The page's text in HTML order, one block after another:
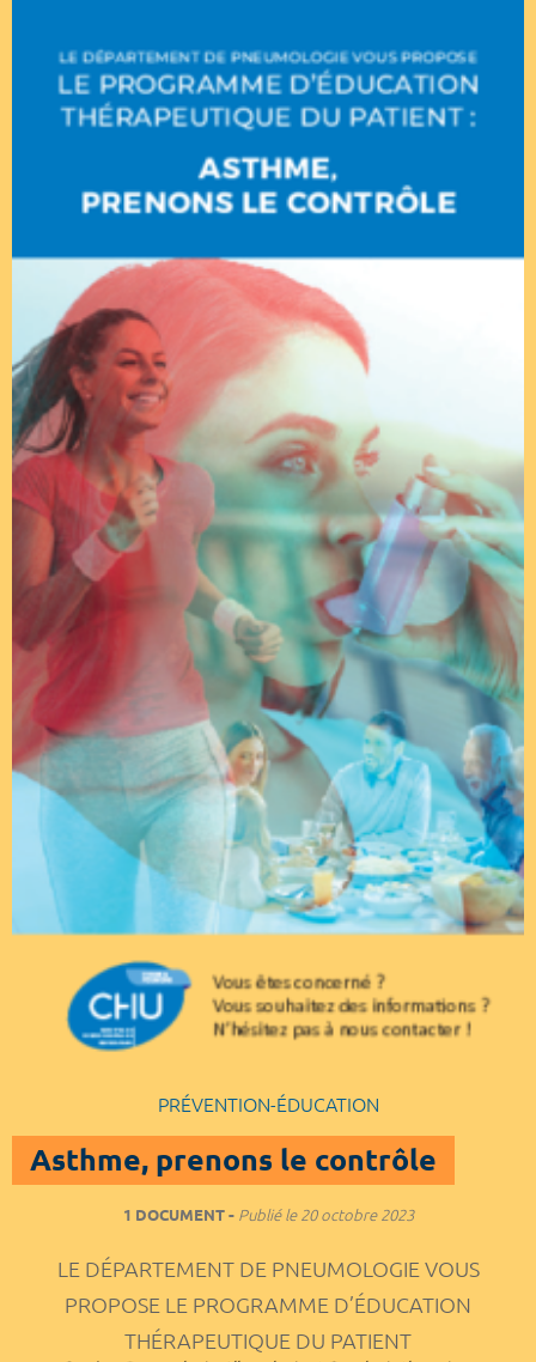
PRÉVENTION-ÉDUCATION
Asthme, prenons le contrôle
1 DOCUMENT Publié le20 octobre 2023
LE DÉPARTEMENT DE PNEUMOLOGIE VOUS
PROPOSE LE PROGRAMME D’ÉDUCATION
THÉRAPEUTIQUE DU PATIENT